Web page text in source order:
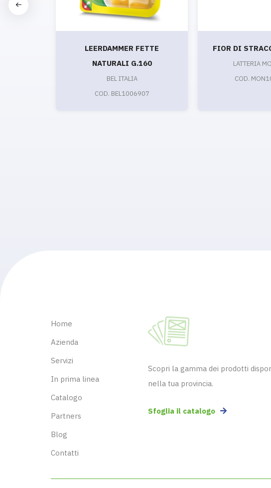
LEERDAMMER FETTE
NATURALI G.160
BEL ITALIA
COD. BEL1006907
FIOR DI
LATTERIA
COD.
Home
Azienda
Servizi
In prima linea
Catalogo
Partners
Blog
Contatti
Scopri la gamma dei prodotti
nella tua provincia.
Sfoglia il catalogo